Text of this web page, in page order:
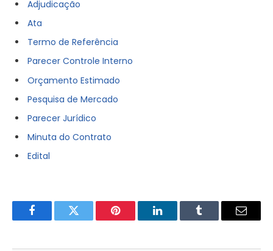
Adjudicação
Ata
Termo de Referência
Parecer Controle Interno
Orçamento Estimado
Pesquisa de Mercado
Parecer Jurídico
Minuta do Contrato
Edital
FacebookTwitter Pinterest LinkedInTumblr
E-